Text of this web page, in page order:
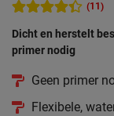
(11)
Dicht en herstelt
primer nodig
Geen primer
Flexibele,